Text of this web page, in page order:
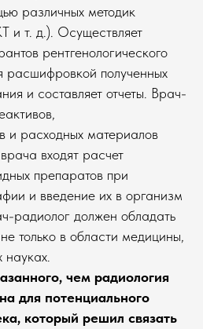
различных методик
и т. д.). Осуществляет
рентгенологического
расшифровкой полученных
и составляет отчеты. Врач-
и расходных материалов
входят расчет
препаратов при
и введение их в организм
радиолог должен обладать
только в области медицины,
чем радиология
для потенциального
который решил связать